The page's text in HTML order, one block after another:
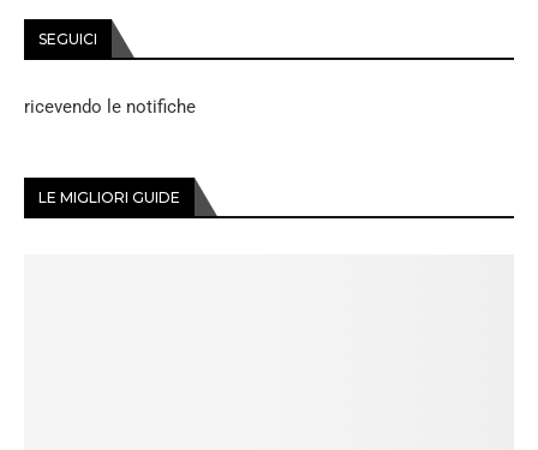
SEGUICI
ricevendo le notifiche
LE MIGLIORI GUIDE